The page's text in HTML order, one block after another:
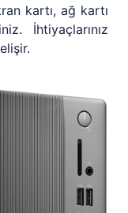
kartı, ağ kartı
İhtiyaçlarınız